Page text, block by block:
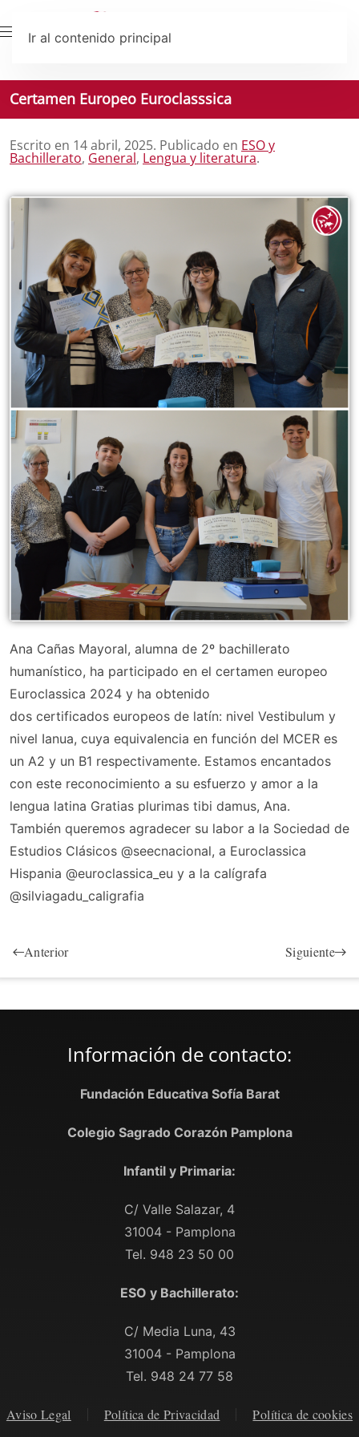
Ir al contenido principal
Certamen Europeo Euroclasssica
Escrito en 14 abril, 2025. Publicado en ESO y
Bachillerato, General, Lengua y literatura.
Ana Cañas Mayoral, alumna de 2º bachillerato
humanístico, ha participado en el certamen europeo
Euroclassica 2024 y ha obtenido
dos certificados europeos de latín: nivel Vestibulum y
nivel Ianua, cuya equivalencia en función del MCER es
un A2 y un B1 respectivamente. Estamos encantados
con este reconocimiento a su esfuerzo y amor a la
lengua latina Gratias plurimas tibi damus, Ana.
También queremos agradecer su labor a la Sociedad de
Estudios Clásicos @seecnacional, a Euroclassica
Hispania @euroclassica_eu y a la calígrafa
@silviagadu_caligrafia
Anterior Siguiente
Información de contacto:
Fundación Educativa Sofía Barat
Colegio Sagrado Corazón Pamplona
Infantil y Primaria:
C/ Valle Salazar, 4
31004 - Pamplona
Tel. 948 23 50 00
ESO y Bachillerato:
C/ Media Luna, 43
31004 - Pamplona
Tel. 948 24 77 58
Aviso Legal Política de Privacidad
Política de cookies